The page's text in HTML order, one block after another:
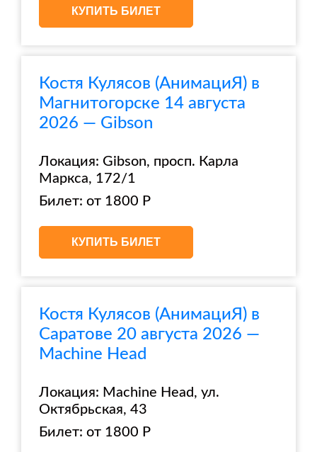
КУПИТЬ БИЛЕТ
Костя Кулясов (АнимациЯ) в
Магнитогорске 14 августа
2026 — Gibson
Локация: Gibson, просп. Карла
Маркса, 172/1
Билет: от 1800 Р
КУПИТЬ БИЛЕТ
Костя Кулясов (АнимациЯ) в
Саратове 20 августа 2026 —
Machine Head
Локация: Machine Head, ул.
Октябрьская, 43
Билет: от 1800 Р